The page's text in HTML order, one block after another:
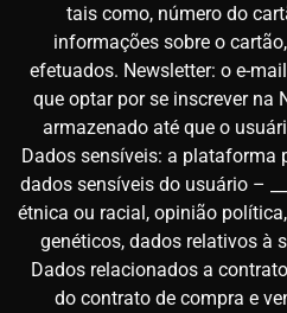
tais como, número do
informações sobre o
efetuados. Newsletter: o e-
que optar por se inscrever na
armazenado até que o
Dados sensíveis: a plataforma
dados sensíveis do usuário –
étnica ou racial, opinião
genéticos, dados relativos à
Dados relacionados a
do contrato de compra e